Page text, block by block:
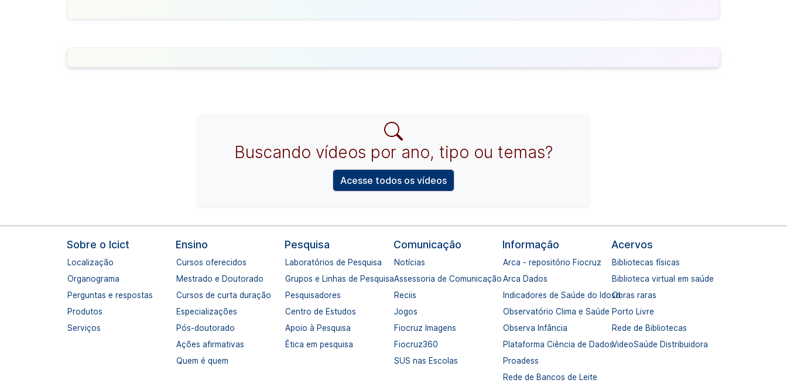
Buscando vídeos por ano, tipo ou temas?
Acesse todos os vídeos
Navegação principal
Sobre o Icict
Localização
Organograma
Perguntas e respostas
Produtos
Serviços
Ensino
Cursos oferecidos
Mestrado e Doutorado
Cursos de curta duração
Especializações
Pós-doutorado
Ações afirmativas
Quem é quem
Pesquisa
Laboratórios de Pesquisa
Grupos e Linhas de Pesquisa
Pesquisadores
Centro de Estudos
Apoio à Pesquisa
Ética em pesquisa
Comunicação
Notícias
Assessoria de Comunicação
Reciis
Jogos
Fiocruz Imagens
Fiocruz360
SUS nas Escolas
Informação
Arca - repositório Fiocruz
Arca Dados
Indicadores de Saúde do Idoso
Observatório Clima e Saúde
Observa Infância
Plataforma Ciência de Dados
Proadess
Rede de Bancos de Leite
Acervos
Bibliotecas físicas
Biblioteca virtual em saúde
Obras raras
Porto Livre
Rede de Bibliotecas
VideoSaúde Distribuidora